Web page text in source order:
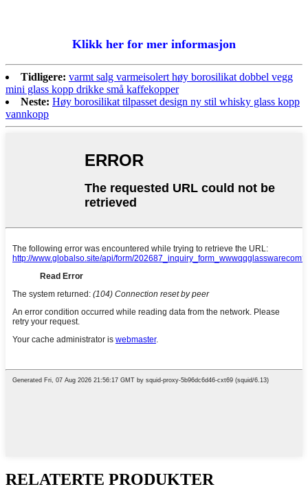
Klikk her for mer informasjon
Tidligere: varmt salg varmeisolert høy borosilikat dobbel vegg
mini glass kopp drikke små kaffekopper
Neste: Høy borosilikat tilpasset design ny stil whisky glass kopp
vannkopp
RELATERTE PRODUKTER